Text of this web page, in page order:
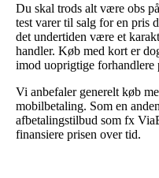
Du skal trods alt være obs
test varer til salg for en pris
det undertiden være et
handler. Køb med kort er
imod uoprigtige forhandlere
Vi anbefaler generelt køb
mobilbetaling. Som en
afbetalingstilbud som fx
finansiere prisen over tid.